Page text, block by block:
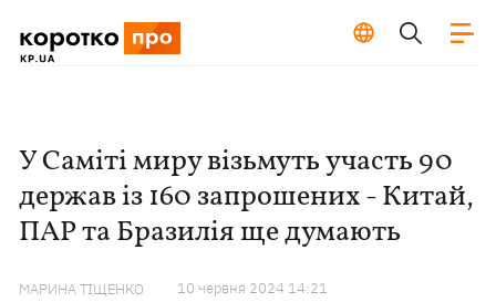
У Саміті миру візьмуть участь 90
держав із 160 запрошених - Китай,
ПАР та Бразилія ще думають
МАРИНА ТІЩЕНКО 10 червня 2024 14:21